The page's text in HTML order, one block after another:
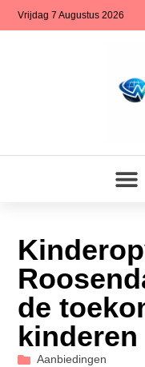
Vrijdag 7 Augustus 2026
de
kinderen
Aanbiedingen